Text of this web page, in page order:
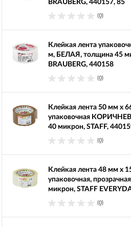
BRAUBERG, 440157, 85
(0)
Клейкая лента
м, БЕЛАЯ, толщина 45
BRAUBERG, 440158
(0)
Клейкая лента 50 мм х
упаковочная
40 микрон, STAFF,
(0)
Клейкая лента 48 мм х
упаковочная,
микрон, STAFF
(0)